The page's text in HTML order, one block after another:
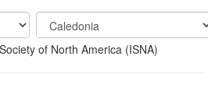
of North America (ISNA)